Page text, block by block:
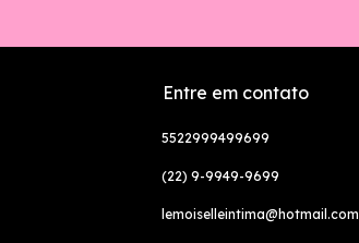
Entre em contato
5522999499699
(22) 9-9949-9699
lemoiselleintima@hotmail.com